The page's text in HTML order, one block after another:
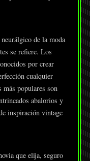
de la moda
se refiere. Los
por crear
cualquier
populares son
abalorios y
inspiración vintage
que elija, seguro